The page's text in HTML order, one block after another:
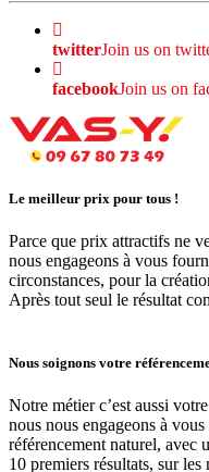
twitterJoin us on
facebookJoin us on
Le meilleur prix pour tous !
Parce que prix attractifs ne
nous engageons à vous
circonstances, pour la
Après tout seul le résultat
Nous soignons votre
Notre métier c’est aussi
nous nous engageons à
référencement naturel, avec
10 premiers résultats, sur